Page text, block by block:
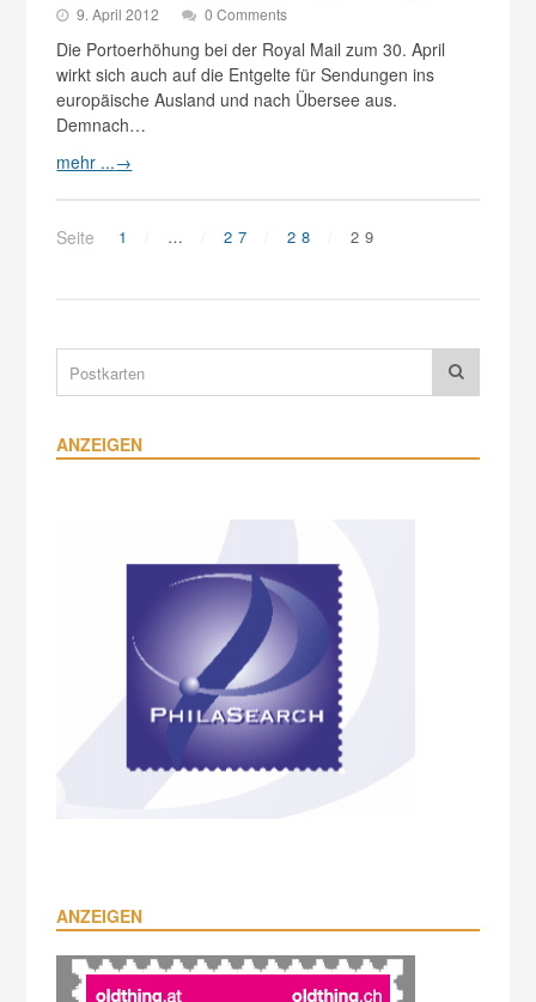
9. April 2012 0 Comments
Die Portoerhöhung bei der Royal Mail zum 30. April
wirkt sich auch auf die Entgelte für Sendungen ins
europäische Ausland und nach Übersee aus.
Demnach…
mehr ...→
Seite 1 … 27 28 29
ANZEIGEN
ANZEIGEN